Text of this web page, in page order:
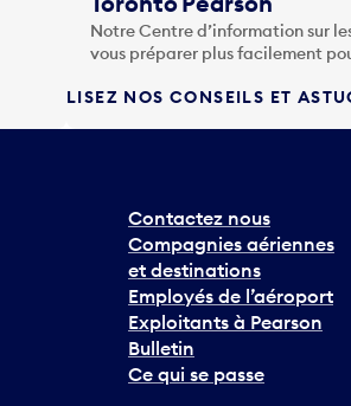
Notre Centre d’information sur
vous préparer plus facilement
LISEZ NOS CONSEILS ET
Contactez nous
Compagnies aériennes
et destinations
Employés de l’aéroport
Exploitants à Pearson
Bulletin
Ce qui se passe